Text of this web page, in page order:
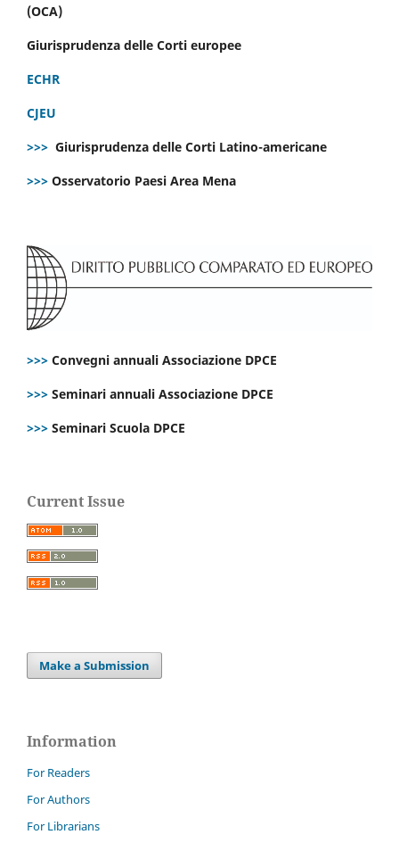
(OCA)
Giurisprudenza delle Corti europee
ECHR
CJEU
>>> Giurisprudenza delle Corti Latino-americane
>>> Osservatorio Paesi Area Mena
>>> Convegni annuali Associazione DPCE
>>> Seminari annuali Associazione DPCE
>>> Seminari Scuola DPCE
Current Issue
Make a Submission
Information
For Readers
For Authors
For Librarians